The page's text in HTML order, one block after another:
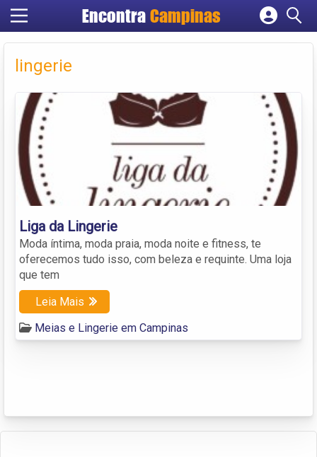
Encontra Campinas
Cadastrar empresa
lingerie
Liga da Lingerie
Moda íntima, moda praia, moda noite e fitness, te
oferecemos tudo isso, com beleza e requinte. Uma loja
que tem
Leia Mais
Meias e Lingerie em Campinas